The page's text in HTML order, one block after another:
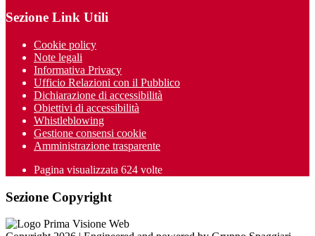
Sezione Link Utili
Cookie policy
Note legali
Informativa Privacy
Ufficio Relazioni con il Pubblico
Dichiarazione di accessibilità
Obiettivi di accessibilità
Whistleblowing
Gestione consensi cookie
Amministrazione trasparente
Pagina visualizzata 624 volte
Sezione Copyright